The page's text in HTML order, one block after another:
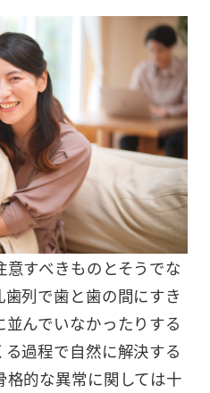
すべきものとそうでな
列で歯と歯の間にすき
んでいなかったりする
過程で自然に解決する
格的な異常に関しては十